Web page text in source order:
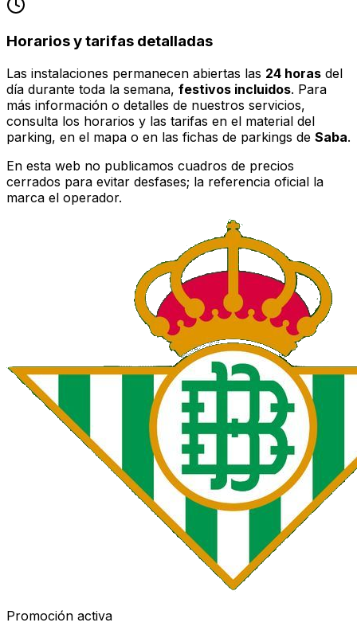
Horarios y tarifas detalladas
Las instalaciones permanecen abiertas las 24 horas del
día durante toda la semana, festivos incluidos. Para
más información o detalles de nuestros servicios,
consulta los horarios y las tarifas en el material del
parking, en el mapa o en las fichas de parkings de Saba.
En esta web no publicamos cuadros de precios
cerrados para evitar desfases; la referencia oficial la
marca el operador.
Promoción activa